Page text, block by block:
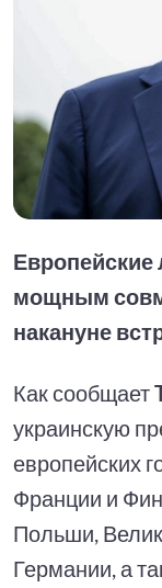
мощным
накануне
Как сообщает
украинскую
европейских
Франции и
Польши,
Германии, а